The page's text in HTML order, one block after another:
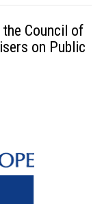
Council of
on Public